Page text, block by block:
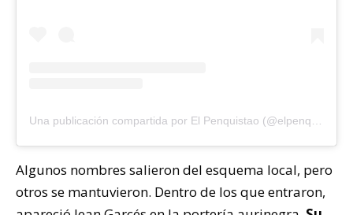
Algunos nombres salieron del esquema local, pero
otros se mantuvieron. Dentro de los que entraron,